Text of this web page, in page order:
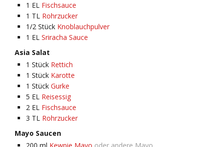
1 EL Fischsauce
1 TL Rohrzucker
1/2 Stück Knoblauchpulver
1 EL Sriracha Sauce
Asia Salat
1 Stück Rettich
1 Stück Karotte
1 Stück Gurke
5 EL Reisessig
2 EL Fischsauce
3 TL Rohrzucker
Mayo Saucen